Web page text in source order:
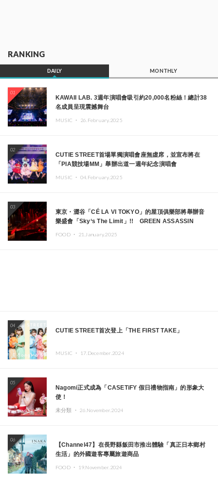
RANKING
DAILY MONTHLY
01
KAWAII LAB. 3週年演唱會吸引約20,000名粉絲！總計38
名成員呈現震撼舞台
MUSIC ・ 26.February.2025
02
CUTIE STREET首場單獨演唱會座無虛席，並宣布將在
「PIA競技場MM」舉辦出道一週年紀念演唱會
MUSIC ・ 04.February.2025
03
東京・澀谷「CÉ LA VI TOKYO」的屋頂俱樂部將舉辦音
樂盛會「Sky‘s The Limit」!! GREEN ASSASSIN
FOOD ・ 21.January.2025
04
CUTIE STREET首次登上「THE FIRST TAKE」
MUSIC ・ 17.December.2024
05
Nagomi正式成為「CASETiFY 假日禮物指南」的形象大
使！
未分類 ・ 26.November.2024
06
【Channel47】在長野縣飯田市推出體驗「真正日本鄉村
生活」的外國遊客專屬旅遊商品
FOOD ・ 19.November.2024